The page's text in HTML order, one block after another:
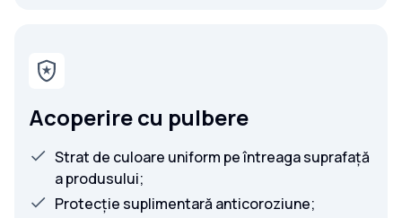
Acoperire cu pulbere
Strat de culoare uniform pe întreaga suprafață
a produsului;
Protecție suplimentară anticoroziune;